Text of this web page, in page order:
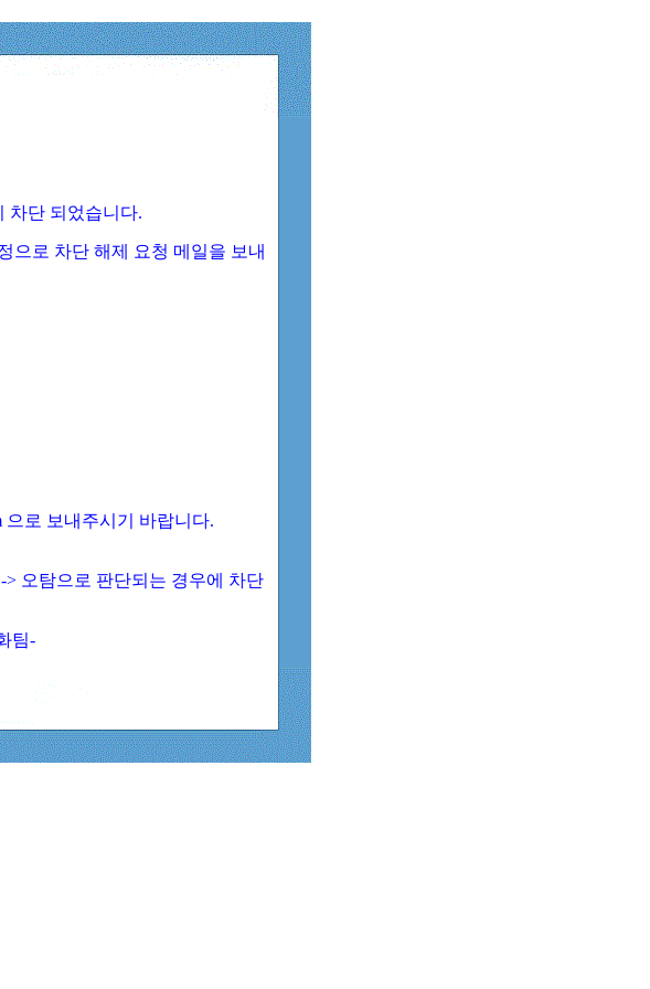
차단 되었습니다.
으로 차단 해제 요청 메일을 보내
으로 보내주시기 바랍니다.
오탐으로 판단되는 경우에 차단
팀-